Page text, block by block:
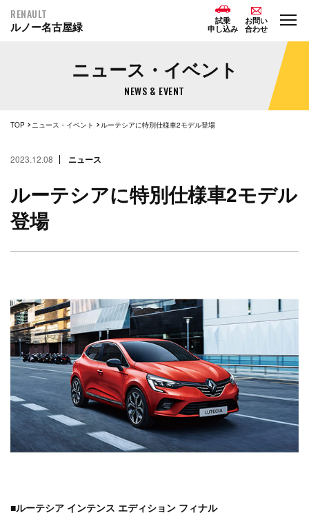
RENAULT
ルノー名古屋緑
試乗
申し込み
お問い
合わせ
ニュース・イベント
NEWS & EVENT
TOP ニュース・イベント ルーテシアに特別仕様車2モデル登場
2023.12.08 ニュース
ルーテシアに特別仕様車2モデル
登場
■ルーテシア インテンス エディション フィナル